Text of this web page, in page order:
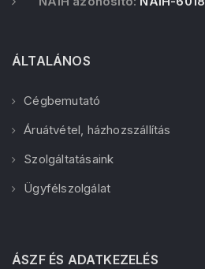
ÁLTALÁNOS
Cégbemutató
Áruátvétel, házhozszállítás
Szolgáltatásaink
Ügyfélszolgálat
ÁSZF ÉS ADATKEZELÉS